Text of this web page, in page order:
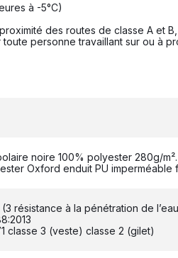
à -5°C)
des routes de classe A et
personne travaillant sur ou à
noire 100% polyester 280g/m².
Oxford enduit PU
(3 résistance à la pénétration de
classe 3 (veste) classe 2 (gilet)